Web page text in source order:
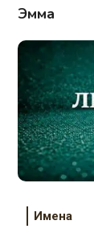
Эмма
Имена